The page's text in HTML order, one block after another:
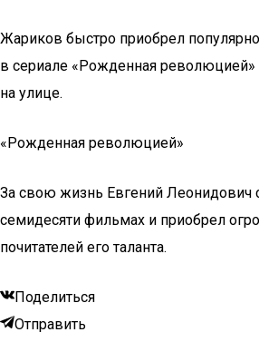
Жариков быстро приобрел
в сериале «Рожденная революцией»
на улице.
«Рожденная революцией»
За свою жизнь Евгений Леонидович
семидесяти фильмах и приобрел
почитателей его таланта.
Поделиться
Отправить